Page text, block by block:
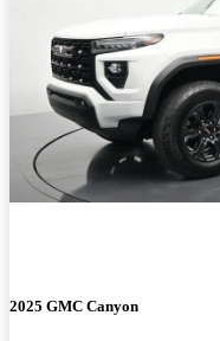
2025 GMC Canyon